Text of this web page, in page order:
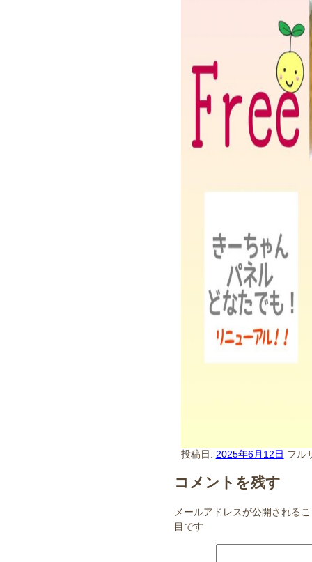
投稿日: 2025年6月12日 フル
コメントを残す
メールアドレスが公開される
目です